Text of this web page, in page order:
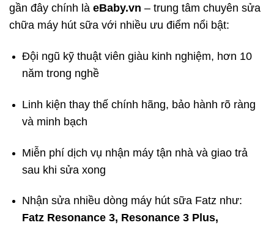
gần đây chính là eBaby.vn – trung tâm chuyên sửa
chữa máy hút sữa với nhiều ưu điểm nổi bật:
Đội ngũ kỹ thuật viên giàu kinh nghiệm, hơn 10
năm trong nghề
Linh kiện thay thế chính hãng, bảo hành rõ ràng
và minh bạch
Miễn phí dịch vụ nhận máy tận nhà và giao trả
sau khi sửa xong
Nhận sửa nhiều dòng máy hút sữa Fatz như:
Fatz Resonance 3, Resonance 3 Plus,